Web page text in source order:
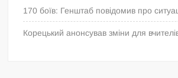
170 боїв: Генштаб повідомив про
Корецький анонсував зміни для вчителів